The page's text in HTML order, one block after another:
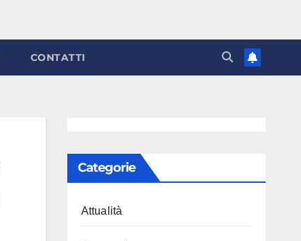
CONTATTI
Categorie
Attualità